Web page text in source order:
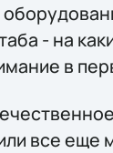
- на
в
все еще